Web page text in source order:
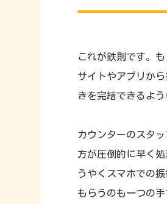
これが鉄則です。
サイトやアプリか
きを完結できるよう
カウンターのスタ
方が圧倒的に早く
うやくスマホでの
もらうのも一つの